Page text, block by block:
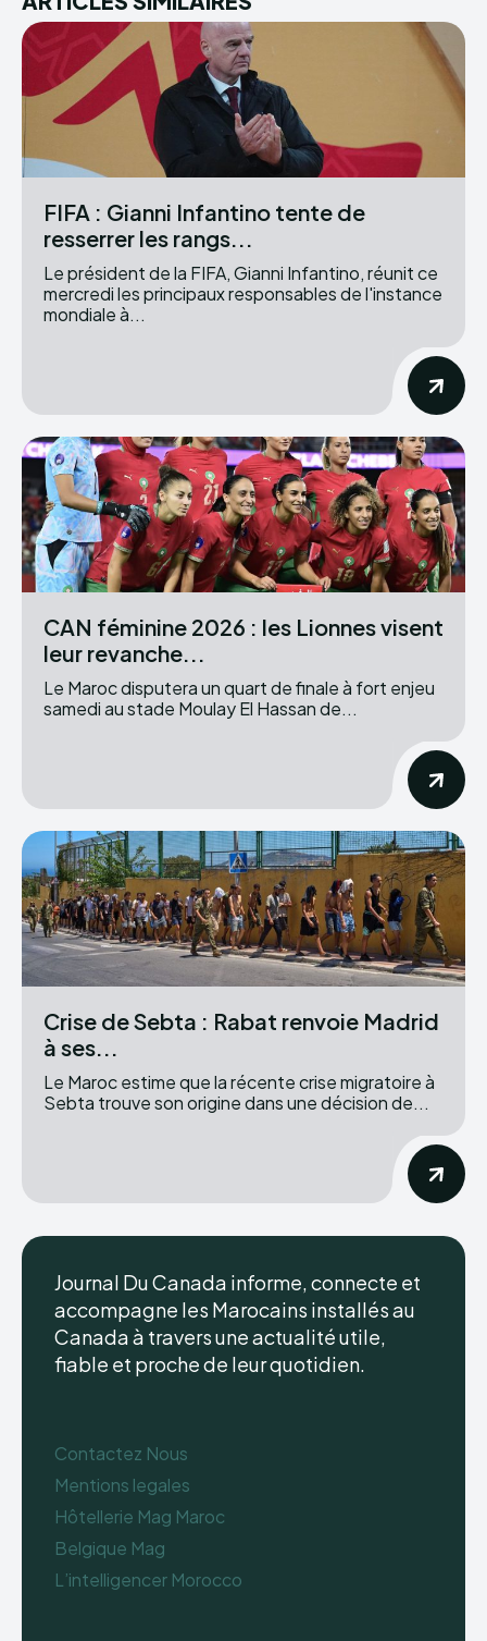
FIFA : Gianni Infantino tente de
resserrer les rangs...
Le président de la FIFA, Gianni Infantino, réunit ce
mercredi les principaux responsables de l'instance
mondiale à...
CAN féminine 2026 : les Lionnes visent
leur revanche...
Le Maroc disputera un quart de finale à fort enjeu
samedi au stade Moulay El Hassan de...
Crise de Sebta : Rabat renvoie Madrid
à ses...
Le Maroc estime que la récente crise migratoire à
Sebta trouve son origine dans une décision de...
Journal Du Canada informe, connecte et
accompagne les Marocains installés au
Canada à travers une actualité utile,
fiable et proche de leur quotidien.
Contactez Nous
Mentions legales
Hôtellerie Mag Maroc
Belgique Mag
L’intelligencer Morocco